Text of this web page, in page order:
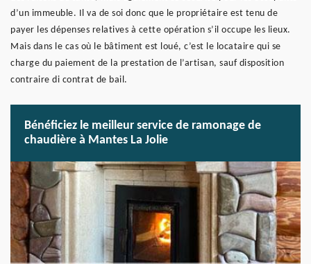
d’un immeuble. Il va de soi donc que le propriétaire est tenu de
payer les dépenses relatives à cette opération s’il occupe les lieux.
Mais dans le cas où le bâtiment est loué, c’est le locataire qui se
charge du paiement de la prestation de l’artisan, sauf disposition
contraire di contrat de bail.
Bénéficiez le meilleur service de ramonage de
chaudière à Mantes La Jolie